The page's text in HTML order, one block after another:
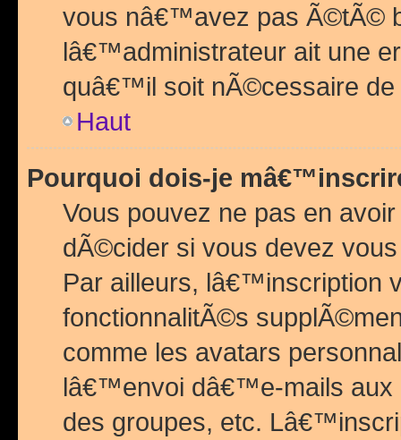
vous nâ€™avez pas Ã©tÃ©
lâ€™administrateur ait une
quâ€™il soit nÃ©cessaire de
Haut
Pourquoi dois-je
Vous pouvez ne pas en
dÃ©cider si vous devez
Par ailleurs, lâ€™inscription
fonctionnalitÃ©s
comme les avatars
lâ€™envoi dâ€™e-mails
des groupes, etc.